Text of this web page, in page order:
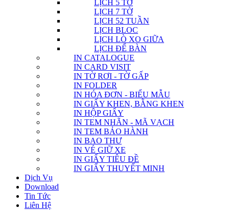
LỊCH 5 TỜ
LỊCH 7 TỜ
LỊCH 52 TUẦN
LỊCH BLOC
LỊCH LÒ XO GIỮA
LỊCH ĐỂ BÀN
IN CATALOGUE
IN CARD VISIT
IN TỜ RƠI - TỜ GẤP
IN FOLDER
IN HÓA ĐƠN - BIỂU MẪU
IN GIẤY KHEN, BẰNG KHEN
IN HỘP GIẤY
IN TEM NHÃN - MÃ VẠCH
IN TEM BẢO HÀNH
IN BAO THƯ
IN VÉ GIỮ XE
IN GIẤY TIÊU ĐỀ
IN GIẤY THUYẾT MINH
Dịch Vụ
Download
Tin Tức
Liên Hệ